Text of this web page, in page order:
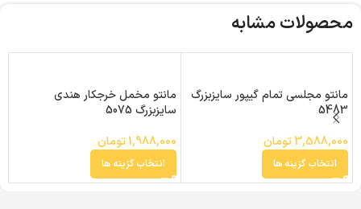
محصولات مشابه
مانتو مجلسی تمام گیپور سایزبزرگ
5483
3,588,000تومان
انتخاب گزینه ها
مانتو مخمل خرجکار هندی
سایزبزرگ 5075
1,988,000تومان
انتخاب گزینه ها